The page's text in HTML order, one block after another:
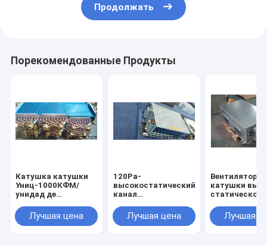
Продолжать
Порекомендованные Продукты
Катушка катушки
Униц-1000КФМ/
унидад де
вентилятора
трубопровода
Лучшая цена
120Pa-
высокостатический
канал
катушки-2000CFM
Лучшая цена
катушки
статического
ESP120Pa-
Лучшая